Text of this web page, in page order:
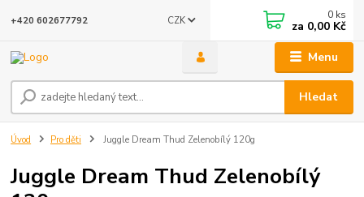
Menu
CZK
Hledat
+420 602677792 0 ks
za 0,00 Kč
Úvod Pro děti Juggle Dream Thud Zelenobílý 120g
Juggle Dream Thud Zelenobílý